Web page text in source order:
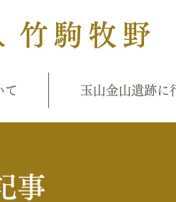
竹駒牧野
て 玉山金山遺跡に
事